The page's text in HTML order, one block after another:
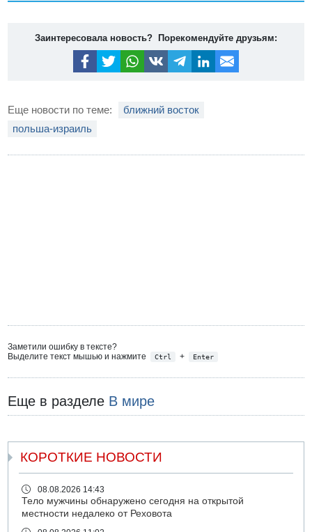
Заинтересовала новость? Порекомендуйте друзьям:
Еще новости по теме:
ближний восток
польша-израиль
Заметили ошибку в тексте?
Выделите текст мышью и нажмите
Ctrl + Enter
Еще в разделе В мире
КОРОТКИЕ НОВОСТИ
08.08.2026 14:43
Тело мужчины обнаружено сегодня на открытой
местности недалеко от Реховота